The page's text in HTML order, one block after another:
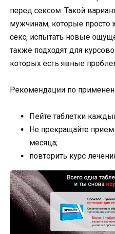
перед сексом. Такой
мужчинам, которые просто
секс, испытать новые
также подходят для
которых есть явные
Рекомендации по
Пейте таблетки
Не прекращайте прием
месяца;
повторить курс